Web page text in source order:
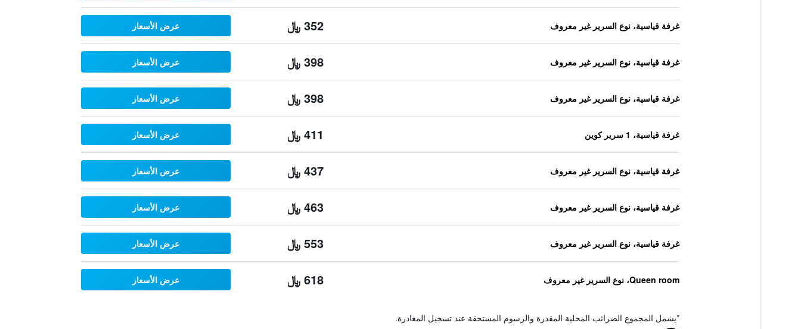
غرفة قياسية، نوع السرير غير معروف 352 ﷼ عرض الأسعار
غرفة قياسية، نوع السرير غير معروف 398 ﷼ عرض الأسعار
غرفة قياسية، نوع السرير غير معروف 398 ﷼ عرض الأسعار
غرفة قياسية، 1 سرير كوين 411 ﷼ عرض الأسعار
غرفة قياسية، نوع السرير غير معروف 437 ﷼ عرض الأسعار
غرفة قياسية، نوع السرير غير معروف 463 ﷼ عرض الأسعار
غرفة قياسية، نوع السرير غير معروف 553 ﷼ عرض الأسعار
Queen room، نوع السرير غير معروف 618 ﷼ عرض الأسعار
*يشمل المجموع الضرائب المحلية المقدرة والرسوم المستحقة عند تسجيل المغادرة.